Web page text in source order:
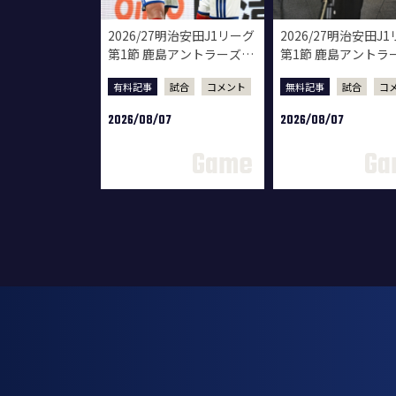
2026/27明治安田J1リーグ
第1節 鹿島アントラーズ戦
有料記事 試合 コメント
2026/08/07
2026/27明治安田J1
第1節 鹿島アントラ
無料記事 試合 コ
2026/08/07